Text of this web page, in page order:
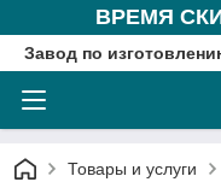
ВРЕМЯ
Завод по
Товары и услуги